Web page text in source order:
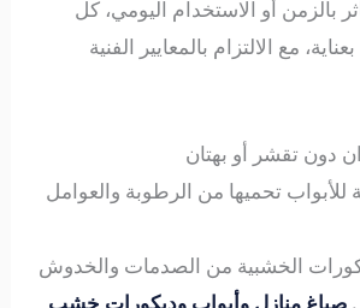
بالزمن أو الاستخدام اليومي، كل
مع الالتزام بالمعايير الفنية
دون تقشر أو بهتان
للأبواب تحميها من الرطوبة والعوامل
الخشبية من الصدمات والخدوش
صباغ منازل وأبواب وديكورات خشب